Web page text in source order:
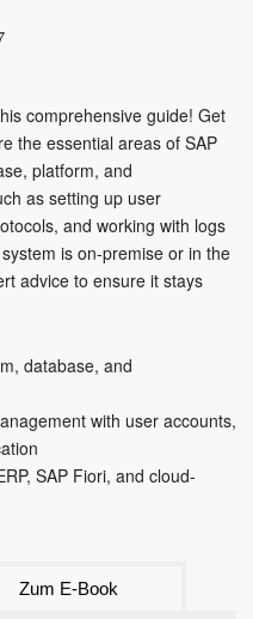
comprehensive guide! Get
the essential areas of SAP
platform, and
as setting up user
and working with logs
is on-premise or in the
advice to ensure it stays
database, and
with user accounts,
SAP Fiori, and cloud-
Zum E-Book